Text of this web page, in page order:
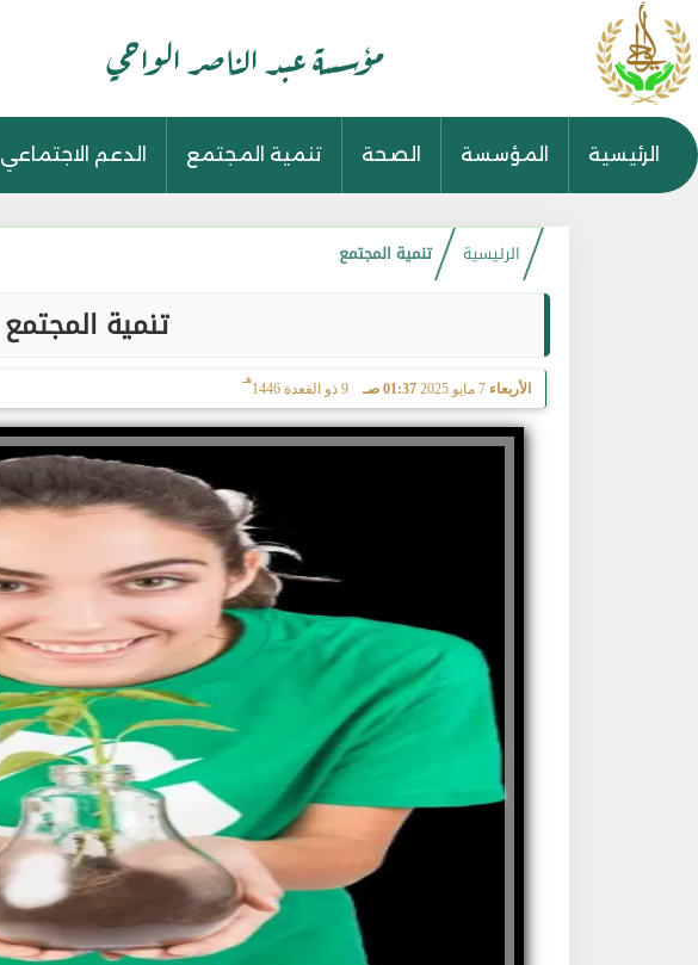
مؤسسة عبد الناصر الواحي
الرئيسية المؤسسة الصحة تنمية المجتمع الدعم الاجتماعي
الرئيسية تنمية المجتمع
تنمية المجتمع
الأربعاء 7 مايو 2025 01:37 صـ 9 ذو القعدة 1446
هـ